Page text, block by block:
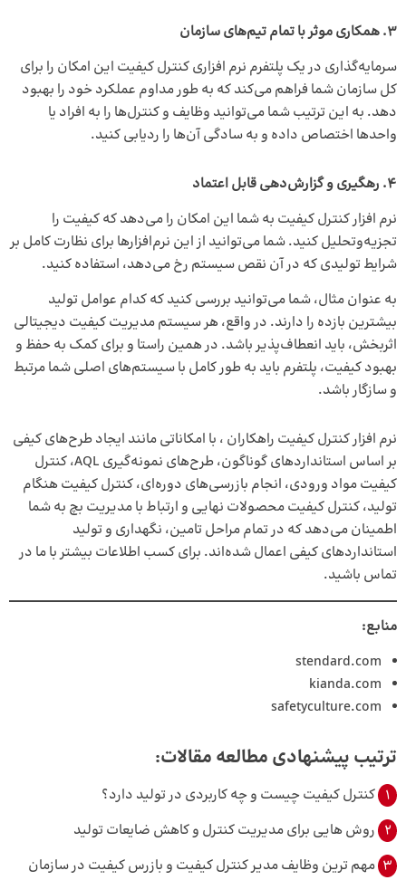
3. همکاری موثر با تمام تیم‌های سازمان
سرمایه‌گذاری در یک پلتفرم نرم افزاری کنترل کیفیت این امکان را برای
کل سازمان شما فراهم می‌کند که به طور مداوم عملکرد خود را بهبود
دهد. به این ترتیب شما می‌توانید وظایف و کنترل‌ها را به افراد یا
واحدها اختصاص داده و به سادگی آن‌ها را ردیابی کنید.
4. رهگیری و گزارش‌دهی قابل اعتماد
نرم‌ افزار کنترل کیفیت به شما این امکان را می‌دهد که کیفیت را
تجزیه‌وتحلیل کنید. شما می‌توانید از این نرم‌افزارها برای نظارت کامل بر
شرایط تولیدی که در آن نقص سیستم رخ می‌دهد، استفاده کنید.
به عنوان مثال، شما می‌توانید بررسی کنید که کدام عوامل تولید
بیشترین بازده را دارند. در واقع، هر سیستم مدیریت کیفیت دیجیتالی
اثربخش، باید انعطاف‌پذیر باشد. در همین راستا و برای کمک به حفظ و
بهبود کیفیت، پلتفرم باید به طور کامل با سیستم‌های اصلی شما مرتبط
و سازگار باشد.
نرم افزار کنترل کیفیت راهکاران ، با امکاناتی مانند ایجاد طرح‌های کیفی
بر اساس استانداردهای گوناگون، طرح‌های نمونه‌گیری AQL، کنترل
کیفیت مواد ورودی، انجام بازرسی‌های دوره‌ای، کنترل کیفیت هنگام
تولید، کنترل کیفیت محصولات نهایی و ارتباط با مدیریت بچ به شما
اطمینان می‌دهد که در تمام مراحل تامین، نگهداری و تولید
استانداردهای کیفی اعمال شده‌اند. برای کسب اطلاعات بیشتر با ما در
تماس باشید.
منابع:
stendard.com
kianda.com
safetyculture.com
ترتیب پیشنهادی مطالعه مقالات:
1 کنترل کیفیت چیست و چه کاربردی در تولید دارد؟
2 روش هایی برای مدیریت کنترل و کاهش ضایعات تولید
3 مهم ترین وظایف مدیر کنترل کیفیت و بازرس کیفیت در سازمان